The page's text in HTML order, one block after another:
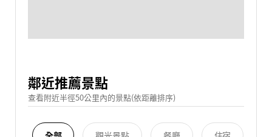
鄰近推薦景點
查看附近半徑50公里內的景點(依距離排序)